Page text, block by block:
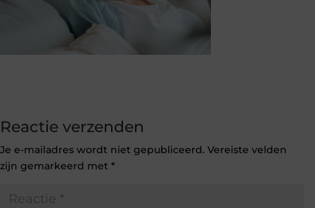
Reactie verzenden
Je e-mailadres wordt niet gepubliceerd. Vereiste velden
zijn gemarkeerd met *